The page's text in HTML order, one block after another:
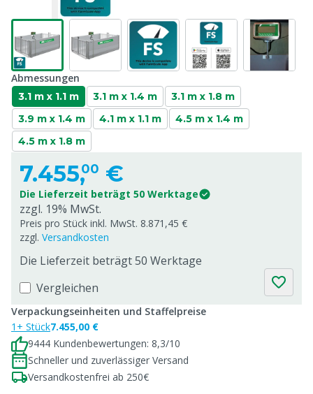
Abmessungen
3.1 m x 1.1 m 3.1 m x 1.4 m
3.1 m x 1.8 m
3.9 m x 1.4 m
4.1 m x 1.1 m
4.5 m x 1.4 m
4.5 m x 1.8 m
7.455,00 €
Die Lieferzeit beträgt 50 Werktage
zzgl. 19% MwSt.
Preis pro Stück inkl. MwSt. 8.871,45 €
zzgl. Versandkosten
Die Lieferzeit beträgt 50 Werktage
Vergleichen
Verpackungseinheiten und Staffelpreise
1+ Stück7.455,00 €
9444 Kundenbewertungen: 8,3/10
Schneller und zuverlässiger Versand
Versandkostenfrei ab 250€